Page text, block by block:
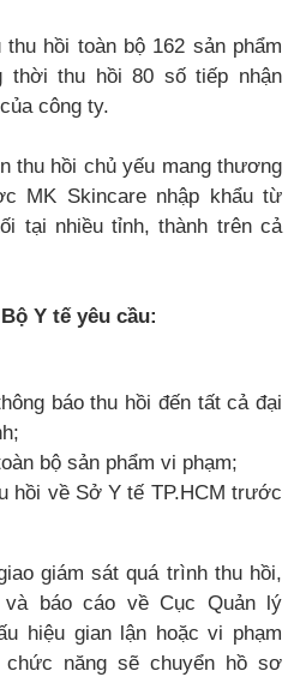
hồi toàn bộ 162 sản phẩm
thời thu hồi 80 số tiếp nhận
công ty.
thu hồi chủ yếu mang thương
MK Skincare nhập khẩu từ
tại nhiều tỉnh, thành trên cả
Y tế yêu cầu:
báo thu hồi đến tất cả đại
bộ sản phẩm vi phạm;
hồi về Sở Y tế TP.HCM trước
giám sát quá trình thu hồi,
báo cáo về Cục Quản lý
hiệu gian lận hoặc vi phạm
chức năng sẽ chuyển hồ sơ